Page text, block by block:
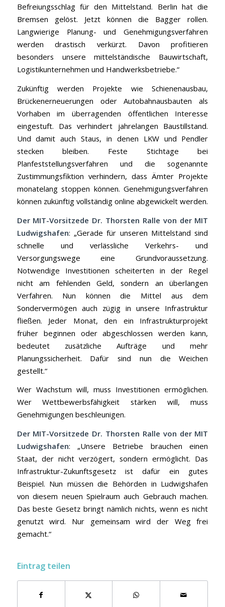
Befreiungsschlag für den Mittelstand. Berlin hat die
Bremsen gelöst. Jetzt können die Bagger rollen.
Langwierige Planung- und Genehmigungsverfahren
werden drastisch verkürzt. Davon profitieren
besonders unsere mittelständische Bauwirtschaft,
Logistikunternehmen und Handwerksbetriebe.“
Zukünftig werden Projekte wie Schienenausbau,
Brückenerneuerungen oder Autobahnausbauten als
Vorhaben im überragenden öffentlichen Interesse
eingestuft. Das verhindert jahrelangen Baustillstand.
Und damit auch Staus, in denen LKW und Pendler
stecken bleiben. Feste Stichtage bei
Planfeststellungsverfahren und die sogenannte
Zustimmungsfiktion verhindern, dass Ämter Projekte
monatelang stoppen können. Genehmigungsverfahren
können zukünftig vollständig online abgewickelt werden.
Der MIT-Vorsitzede Dr. Thorsten Ralle von der MIT
Ludwigshafen: „Gerade für unseren Mittelstand sind
schnelle und verlässliche Verkehrs- und
Versorgungswege eine Grundvoraussetzung.
Notwendige Investitionen scheiterten in der Regel
nicht am fehlenden Geld, sondern an überlangen
Verfahren. Nun können die Mittel aus dem
Sondervermögen auch zügig in unsere Infrastruktur
fließen. Jeder Monat, den ein Infrastrukturprojekt
früher beginnen oder abgeschlossen werden kann,
bedeutet zusätzliche Aufträge und mehr
Planungssicherheit. Dafür sind nun die Weichen
gestellt.“
Wer Wachstum will, muss Investitionen ermöglichen.
Wer Wettbewerbsfähigkeit stärken will, muss
Genehmigungen beschleunigen.
Der MIT-Vorsitzede Dr. Thorsten Ralle von der MIT
Ludwigshafen: „Unsere Betriebe brauchen einen
Staat, der nicht verzögert, sondern ermöglicht. Das
Infrastruktur-Zukunftsgesetz ist dafür ein gutes
Beispiel. Nun müssen die Behörden in Ludwigshafen
von diesem neuen Spielraum auch Gebrauch machen.
Das beste Gesetz bringt nämlich nichts, wenn es nicht
genutzt wird. Nur gemeinsam wird der Weg frei
gemacht.“
Eintrag teilen